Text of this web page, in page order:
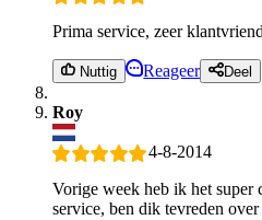
Prima service, zeer
Nuttig Reageer Deel
Roy
4-8-2014
Vorige week heb ik het super
service, ben dik tevreden